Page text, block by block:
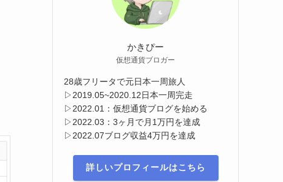
かきぴー
仮想通貨ブロガー
28歳フリータで元日本一周旅人
▷2019.05~2020.12日本一周完走
▷2022.01：仮想通貨ブログを始める
▷2022.03：3ヶ月で月1万円を達成
▷2022.07ブログ収益4万円を達成
詳しいプロフィールはこちら